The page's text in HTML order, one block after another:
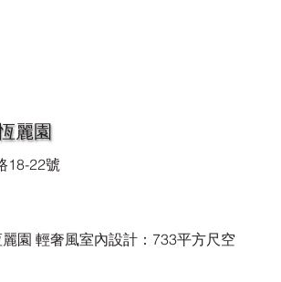
麗園
18-22號
園 輕奢風室內設計：733平方尺空